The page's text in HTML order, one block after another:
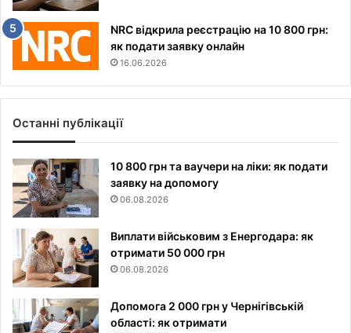
NRC відкрила реєстрацію на 10 800 грн:
як подати заявку онлайн
16.06.2026
Останні публікації
10 800 грн та ваучери на ліки: як подати
заявку на допомогу
06.08.2026
Виплати військовим з Енергодара: як
отримати 50 000 грн
06.08.2026
Допомога 2 000 грн у Чернігівській
області: як отримати